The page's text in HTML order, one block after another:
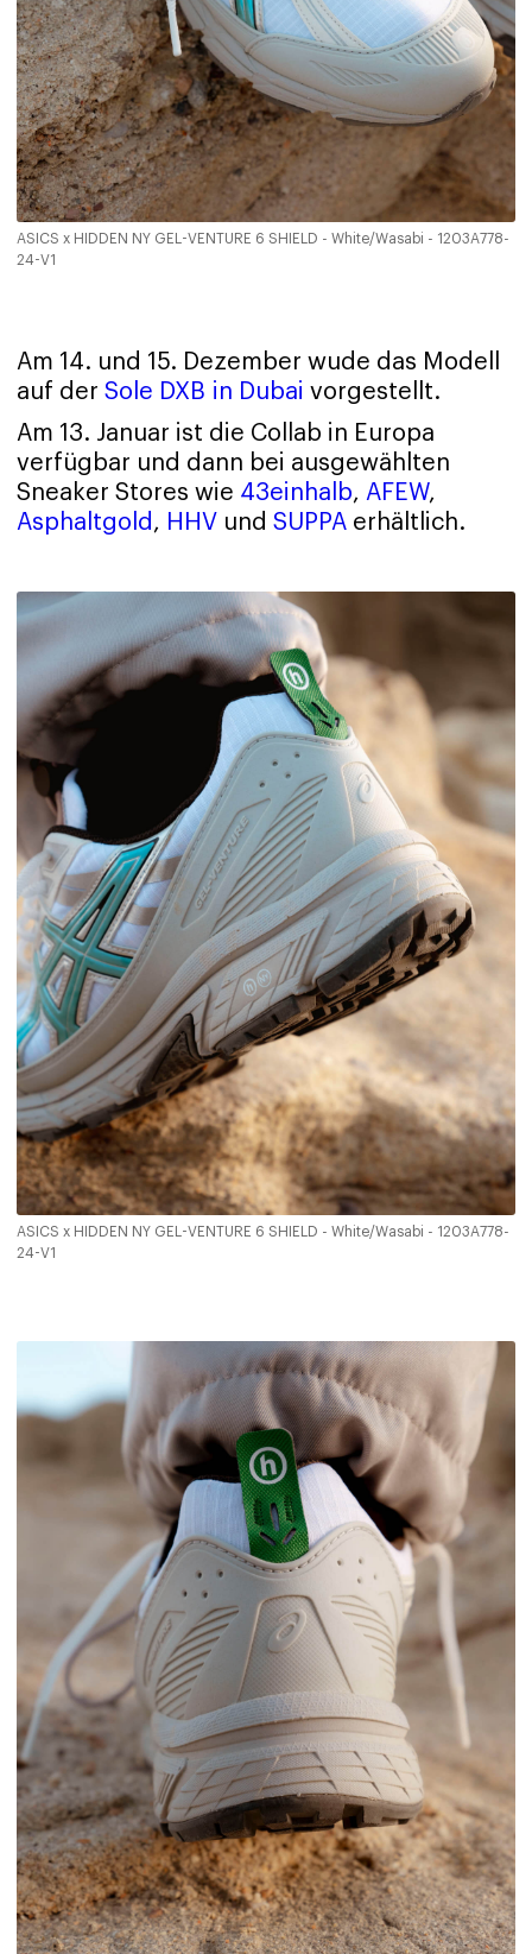
ASICS x HIDDEN NY GEL-VENTURE 6 SHIELD - White/Wasabi - 1203A778-
24-V1
Am 14. und 15. Dezember wude das Modell
auf der Sole DXB in Dubai vorgestellt.
Am 13. Januar ist die Collab in Europa
verfügbar und dann bei ausgewählten
Sneaker Stores wie 43einhalb, AFEW,
Asphaltgold , HHV und SUPPA erhältlich.
ASICS x HIDDEN NY GEL-VENTURE 6 SHIELD - White/Wasabi - 1203A778-
24-V1